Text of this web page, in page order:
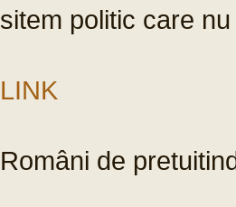
sitem politic care
LINK
Români de